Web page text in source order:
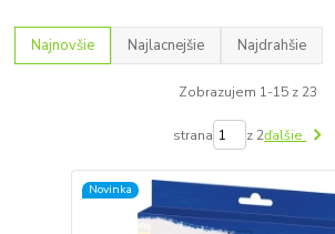
Najnovšie Najlacnejšie Najdrahšie
Zobrazujem 1-15 z 23
strana z 2ďalšie
Novinka